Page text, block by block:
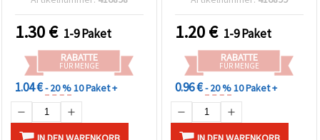
1.30€ 1-9 Paket
RABATTE
FÜR MENGE
1.04 €- 20 %10 Paket +
Bastelbedarf
1.20€ 1-9 Paket
RABATTE
FÜR MENGE
0.96 €- 20 %10 Paket +